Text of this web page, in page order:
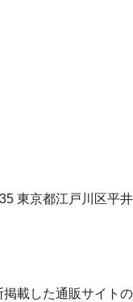
東京都江戸川区平井
載した通販サイトの